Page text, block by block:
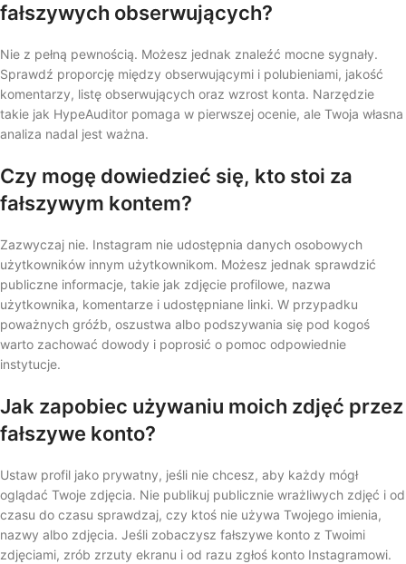
fałszywych obserwujących?
Nie z pełną pewnością. Możesz jednak znaleźć mocne sygnały.
Sprawdź proporcję między obserwującymi i polubieniami, jakość
komentarzy, listę obserwujących oraz wzrost konta. Narzędzie
takie jak HypeAuditor pomaga w pierwszej ocenie, ale Twoja własna
analiza nadal jest ważna.
Czy mogę dowiedzieć się, kto stoi za
fałszywym kontem?
Zazwyczaj nie. Instagram nie udostępnia danych osobowych
użytkowników innym użytkownikom. Możesz jednak sprawdzić
publiczne informacje, takie jak zdjęcie profilowe, nazwa
użytkownika, komentarze i udostępniane linki. W przypadku
poważnych gróźb, oszustwa albo podszywania się pod kogoś
warto zachować dowody i poprosić o pomoc odpowiednie
instytucje.
Jak zapobiec używaniu moich zdjęć przez
fałszywe konto?
Ustaw profil jako prywatny, jeśli nie chcesz, aby każdy mógł
oglądać Twoje zdjęcia. Nie publikuj publicznie wrażliwych zdjęć i od
czasu do czasu sprawdzaj, czy ktoś nie używa Twojego imienia,
nazwy albo zdjęcia. Jeśli zobaczysz fałszywe konto z Twoimi
zdjęciami, zrób zrzuty ekranu i od razu zgłoś konto Instagramowi.